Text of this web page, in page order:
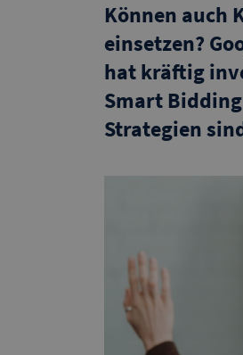
Können auch
einsetzen?
hat kräftig
Smart
Strategien